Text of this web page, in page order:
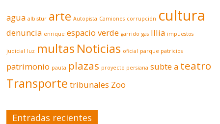
agua albistur arte Autopista Camiones corrupción cultura
denuncia enrique espacio verde garrido gas Illia impuestos
judicial luz multas Noticias oficial parque patricios
patrimonio pauta plazas proyecto persiana subte a teatro
Transporte tribunales Zoo
Entradas recientes